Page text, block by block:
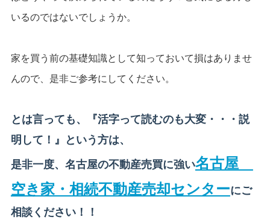
いるのではないでしょうか。
家を買う前の基礎知識として知っておいて損はありませ
んので、是非ご参考にしてください。
とは言っても、『活字って読むのも大変・・・説
明して！』という方は、
是非一度、名古屋の不動産売買に強い名古屋
空き家・相続不動産売却センターにご
相談ください！！